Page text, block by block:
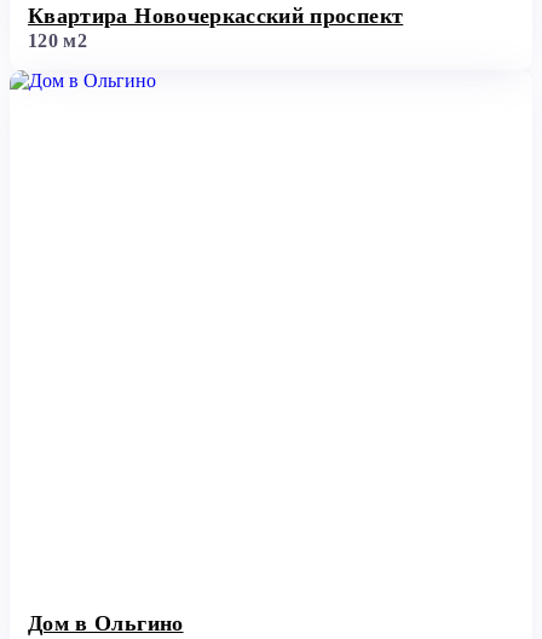
Квартира Новочеркасский проспект
120 м2
Дом в Ольгино